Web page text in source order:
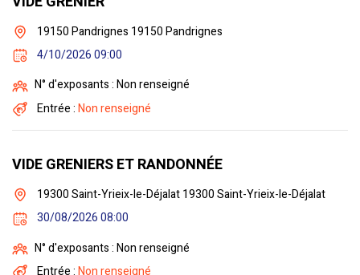
19150 Pandrignes 19150 Pandrignes
4/10/2026 09:00
N° d'exposants : Non renseigné
Entrée :Non renseigné
VIDE GRENIERS ET RANDONNÉE
19300 Saint-Yrieix-le-Déjalat 19300 Saint-Yrieix-le-Déjalat
30/08/2026 08:00
N° d'exposants : Non renseigné
Entrée :Non renseigné